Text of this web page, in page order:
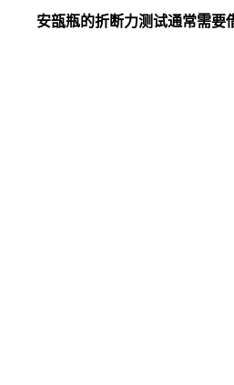
安瓿瓶的折断力测试通常需要